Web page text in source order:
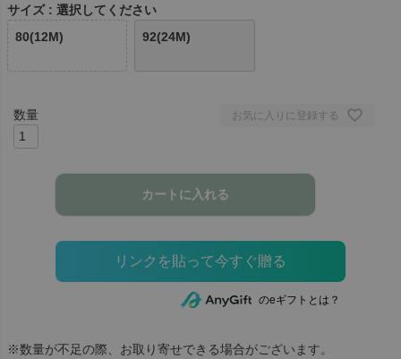
サイズ
選択してください
80(12M)
92(24M)
お気に入りに登録する
カートに入れる
のeギフトとは？
※数量が不足の際、お取り寄せできる場合がございます。